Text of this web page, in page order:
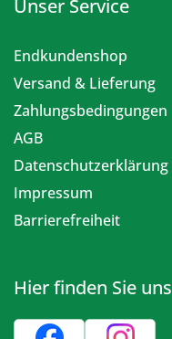
Unser Service
Endkundenshop
Versand & Lieferung
Zahlungsbedingungen
AGB
Datenschutzerklärung
Impressum
Barrierefreiheit
Hier finden Sie uns